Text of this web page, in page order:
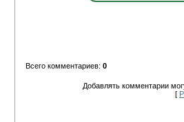
Всего комментариев: 0
Добавлять комментарии
[